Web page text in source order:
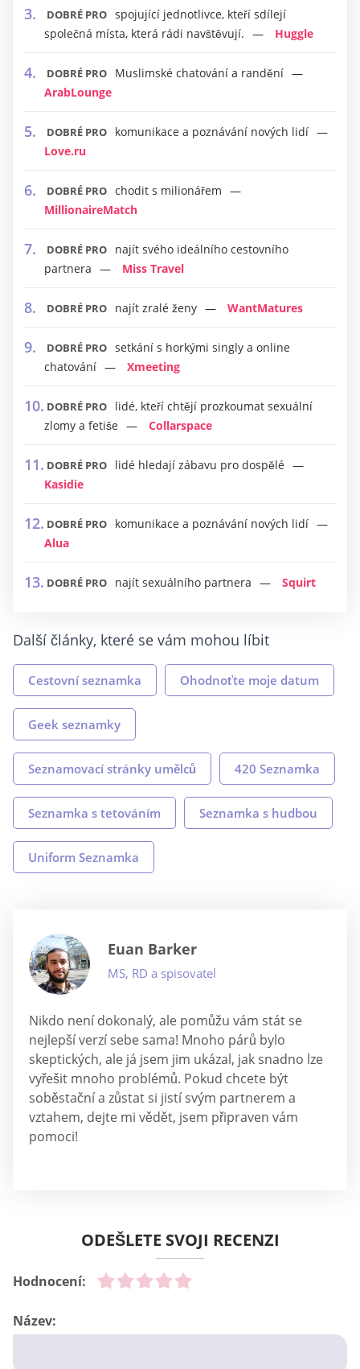
DOBRÉ PRO spojující jednotlivce, kteří sdílejí
společná místa, která rádi navštěvují.
Huggle
DOBRÉ PRO
Muslimské chatování a randění
ArabLounge
DOBRÉ PRO
komunikace a poznávání nových lidí
Love.ru
DOBRÉ PRO chodit s milionářem
MillionaireMatch
DOBRÉ PRO
najít svého ideálního cestovního
partnera
Miss Travel
DOBRÉ PRO najít zralé ženy WantMatures
DOBRÉ PRO setkání s horkými singly a online
chatování
Xmeeting
DOBRÉ PRO
lidé, kteří chtějí prozkoumat sexuální
zlomy a fetiše
Collarspace
DOBRÉ PRO
lidé hledají zábavu pro dospělé
Kasidie
DOBRÉ PRO
komunikace a poznávání nových lidí
Alua
DOBRÉ PRO najít sexuálního partnera Squirt
Další články, které se vám mohou líbit
Cestovní seznamka Ohodnoťte moje datum
Geek seznamky
Seznamovací stránky umělců 420 Seznamka
Seznamka s tetováním Seznamka s hudbou
Uniform Seznamka
Euan Barker
MS, RD a spisovatel
Nikdo není dokonalý, ale pomůžu vám stát se
nejlepší verzí sebe sama! Mnoho párů bylo
skeptických, ale já jsem jim ukázal, jak snadno lze
vyřešit mnoho problémů. Pokud chcete být
soběstační a zůstat si jistí svým partnerem a
vztahem, dejte mi vědět, jsem připraven vám
pomoci!
ODEŠLETE SVOJI RECENZI
Hodnocení:
Název: